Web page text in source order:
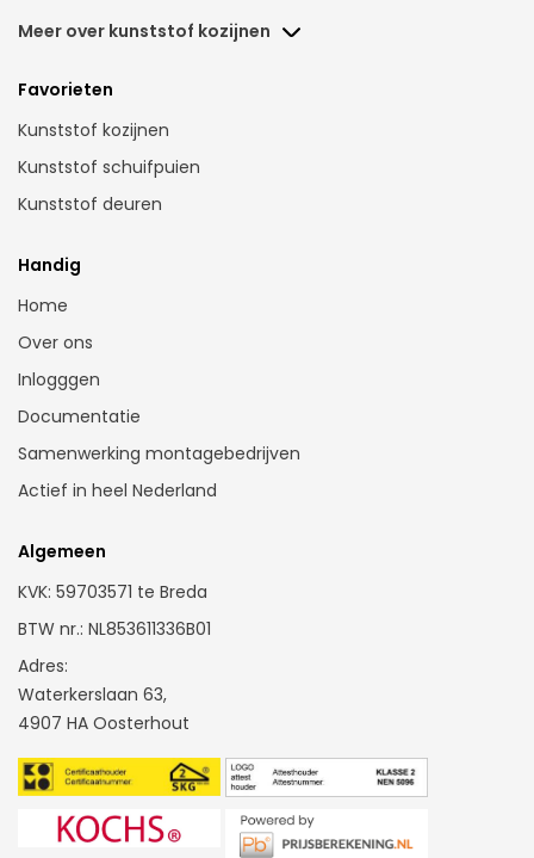
Meer over kunststof kozijnen
Kunststof kozijnen Amsterdam
Kunsstof kozijnen Breda
Kunststof kozijnen Den Bosch
Kunststof kozijnen Dordrecht
Kunststof kozijnen Maastricht
Kunststof kozijnen Rotterdam
Kunststof kozijnen Zoetermeer
Kunststof kozijnen Tilburg
Kunststof kozijnen Utrecht
Kunststof kozijnen Zwolle
Kunststof kozijnen Oosterhout
Kunststof kozijnen antraciet
Favorieten
Kunststof kozijnen
Kunststof schuifpuien
Kunststof deuren
Handig
Home
Over ons
Inlogggen
Documentatie
Samenwerking montagebedrijven
Actief in heel Nederland
Algemeen
KVK: 59703571 te Breda
BTW nr.: NL853611336B01
Adres:
Waterkerslaan 63,
4907 HA Oosterhout